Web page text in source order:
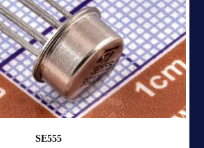
SE555